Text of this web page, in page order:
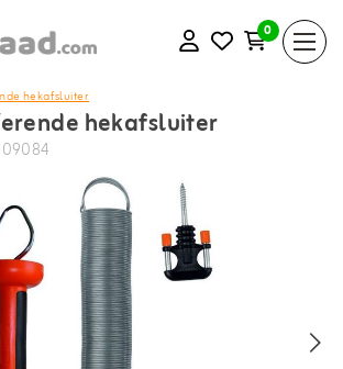
0
hekafsluiter
hekafsluiter